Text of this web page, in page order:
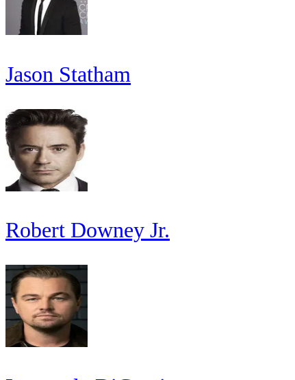
Jason Statham
Robert Downey Jr.